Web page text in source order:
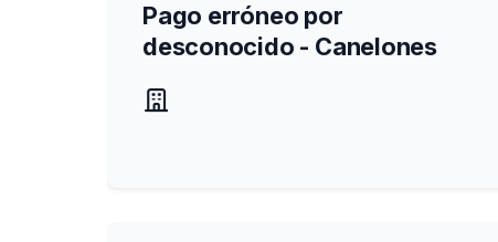
Pago erróneo por
desconocido - Canelones